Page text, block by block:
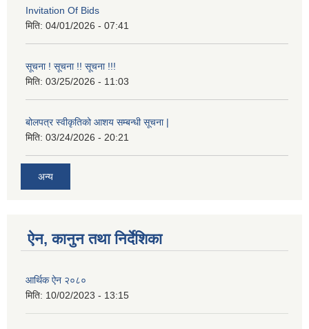
Invitation Of Bids
मिति: 04/01/2026 - 07:41
सूचना ! सूचना !! सूचना !!!
मिति: 03/25/2026 - 11:03
बोलपत्र स्वीकृतिको आशय सम्बन्धी सूचना |
मिति: 03/24/2026 - 20:21
अन्य
ऐन, कानुन तथा निर्देशिका
आर्थिक ऐन २०८०
मिति: 10/02/2023 - 13:15